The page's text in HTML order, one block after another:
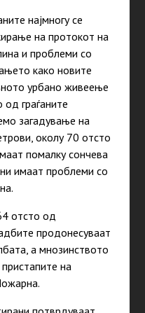
најмногу се
на протокот на
и проблеми со
како новите
урбано живеење
граѓаните
загадување на
околу 70 отсто
помалку сончева
имаат проблеми со
отсто од
продонесуваат
а мнозинството
на